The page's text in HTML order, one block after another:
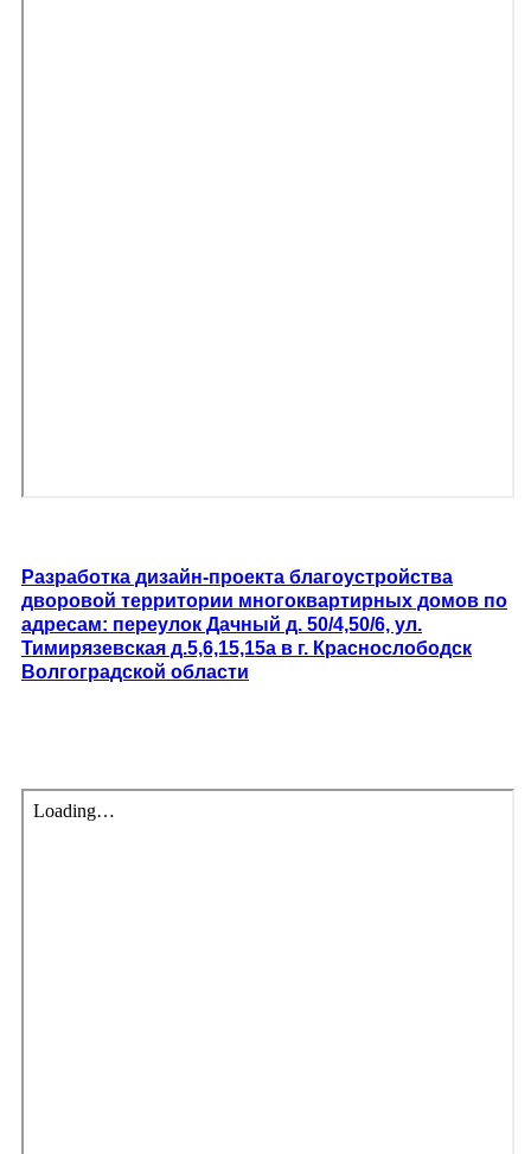
Разработка дизайн-проекта благоустройства
дворовой территории многоквартирных домов по
адресам: переулок Дачный д. 50/4,50/6, ул.
Тимирязевская д.5,6,15,15а в г. Краснослободск
Волгоградской области